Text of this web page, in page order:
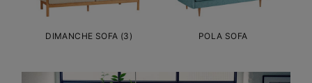
DIMANCHE SOFA (3) POLA SOFA